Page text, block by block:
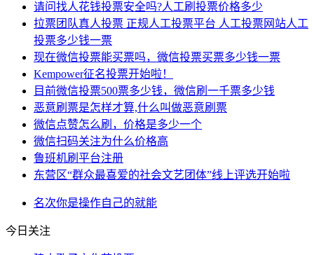
请问找人花钱投票安全吗?人工刷投票价格多少
拉票团队真人投票 正规人工投票平台 人工投票网站人工
投票多少钱一票
现在微信投票能买票吗，微信投票买票多少钱一票
Kempower征名投票开始啦！
目前微信投票500票多少钱，微信刷一千票多少钱
恶意刷票是怎样才算,什么叫做恶意刷票
微信点赞怎么刷，价格是多少一个
微信扫码关注为什么价格高
鲁班机刷平台注册
东营区“群众最喜爱的社会文艺团体”线上评选开始啦
名次你是操作自己的就能
今日关注